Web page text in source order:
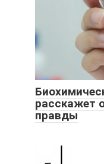
расскажет
правды